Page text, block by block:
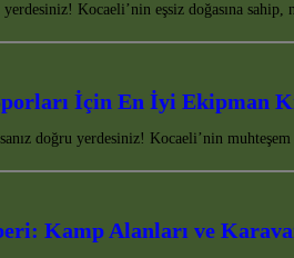
Kocaeli’nin eşsiz doğasına
İçin En İyi Ekipman
doğru yerdesiniz! Kocaeli’nin
Kamp Alanları ve